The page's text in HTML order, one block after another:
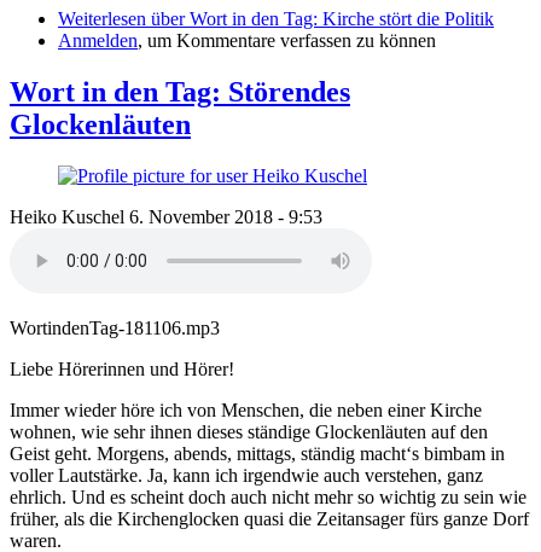
Weiterlesen über Wort in den Tag: Kirche stört die Politik
Anmelden, um Kommentare verfassen zu können
Wort in den Tag: Störendes
Glockenläuten
Heiko Kuschel 6. November 2018 - 9:53
WortindenTag-181106.mp3
Liebe Hörerinnen und Hörer!
Immer wieder höre ich von Menschen, die neben einer Kirche
wohnen, wie sehr ihnen dieses ständige Glockenläuten auf den
Geist geht. Morgens, abends, mittags, ständig macht‘s bimbam in
voller Lautstärke. Ja, kann ich irgendwie auch verstehen, ganz
ehrlich. Und es scheint doch auch nicht mehr so wichtig zu sein wie
früher, als die Kirchenglocken quasi die Zeitansager fürs ganze Dorf
waren.